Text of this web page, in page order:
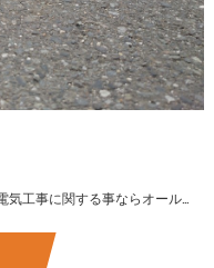
☆あなたの力を是非当社にお貸して下さい 電気工事に関する事ならオールマイティに対応しております（室内配線・室外配線、スイッチコンセント取付け、照明器具取付け、配電盤取付け、エアコン取付け、LANケーブル配線、アンテナ取付けなど） 【工具支給致します】 また新品工具と新品作業服を完全支給を致します。 高品質の作業服と工具入社してくれた方には支給致します♪